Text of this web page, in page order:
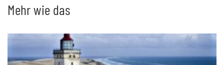
Mehr wie das